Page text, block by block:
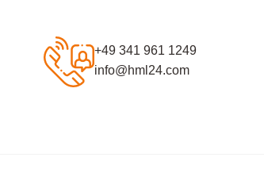
+49 341 961 1249
info@hml24.com